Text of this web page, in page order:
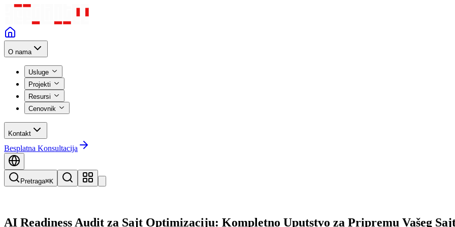
O nama
Usluge
Projekti
Resursi
Cenovnik
Kontakt
Besplatna Konsultacija
Pretraga⌘K
AI Readiness Audit za Sajt Optimizaciju: Kompletno Uputstvo za Pripremu Vašeg